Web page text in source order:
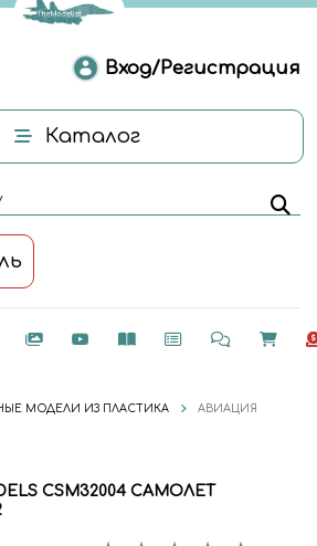
Вход/Регистрация
Каталог
МОДЕЛИ ИЗ ПЛАСТИКА
АВИАЦИЯ
CSM32004 САМОЛЕТ